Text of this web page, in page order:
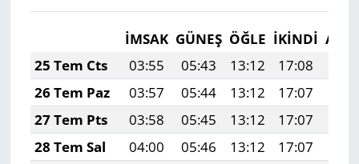
İMSAK GÜNEŞ ÖĞLE İKINDI
25 Tem Cts
03:55 05:43 13:12 17:08
26 Tem Paz
03:57 05:44 13:12 17:07
27 Tem Pts
03:58 05:45 13:12 17:07
28 Tem Sal
04:00 05:46 13:12 17:07